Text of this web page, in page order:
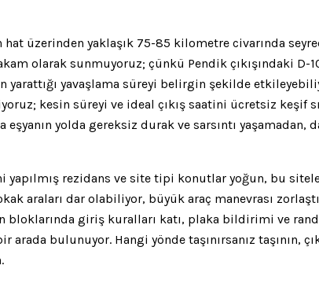
üzerinden yaklaşık 75-85 kilometre civarında
olarak sunmuyoruz; çünkü Pendik çıkışındaki
yarattığı yavaşlama süreyi belirgin şekilde
kesin süreyi ve ideal çıkış saatini ücretsiz keşif
yolda gereksiz durak ve sarsıntı yaşamadan,
yapılmış rezidans ve site tipi konutlar yoğun, bu
araları dar olabiliyor, büyük araç manevrası
bloklarında giriş kuralları katı, plaka bildirimi ve
bulunuyor. Hangi yönde taşınırsanız taşının,